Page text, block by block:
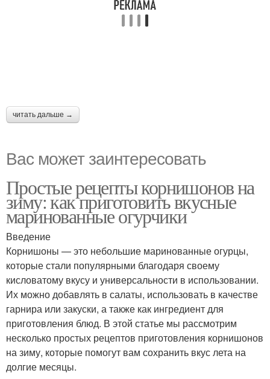
читать дальше →
Вас может заинтересовать
Простые рецепты корнишонов на
зиму: как приготовить вкусные
маринованные огурчики
Введение
Корнишоны — это небольшие маринованные огурцы,
которые стали популярными благодаря своему
кисловатому вкусу и универсальности в использовании.
Их можно добавлять в салаты, использовать в качестве
гарнира или закуски, а также как ингредиент для
приготовления блюд. В этой статье мы рассмотрим
несколько простых рецептов приготовления корнишонов
на зиму, которые помогут вам сохранить вкус лета на
долгие месяцы.